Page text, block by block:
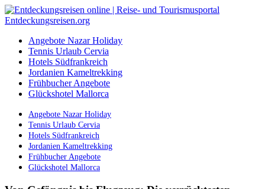
Angebote Nazar Holiday
Tennis Urlaub Cervia
Hotels Südfrankreich
Jordanien Kameltrekking
Frühbucher Angebote
Glückshotel Mallorca
Angebote Nazar Holiday
Tennis Urlaub Cervia
Hotels Südfrankreich
Jordanien Kameltrekking
Frühbucher Angebote
Glückshotel Mallorca